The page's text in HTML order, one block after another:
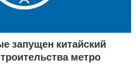
запущен китайский
метро